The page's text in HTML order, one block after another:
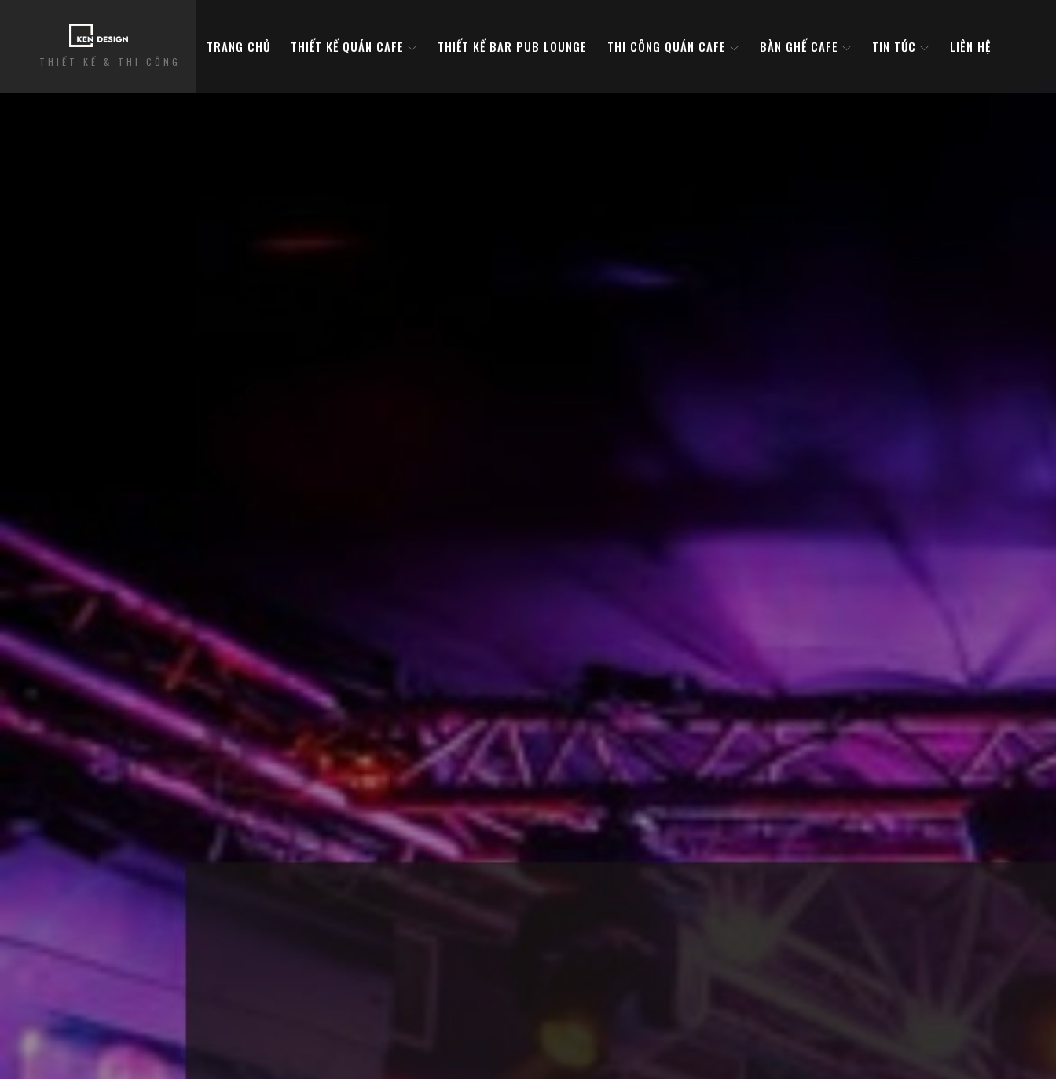
THIẾT KẾ & THI CÔNG
TRANG CHỦ THIẾT KẾ QUÁN CAFE THIẾT KẾ BAR PUB LOUNGE THI CÔNG QUÁN CAFE BÀN GHẾ CAFE TIN TỨC LIÊN HỆ